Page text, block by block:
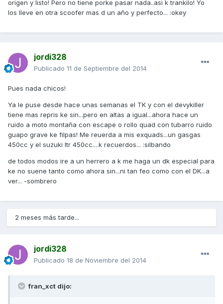
origen y listo! Pero no tiene porke pasar nada..asi k trankilo! Yo
los lleve en otra scoofer mas d un año y perfecto... :okey
jordi328
Publicado 11 de Septiembre del 2014
Pues nada chicos!
Ya le puse desde hace unas semanas el TK y con el devykiller
tiene mas repris ke sin...pero en altas a igual...ahora hace un
ruido a moto montaña con escape o rollo quad con tubarro ruido
guapo grave ke filpas! Me reuerda a mis exquads...un gasgas
450cc y el suzuki ltr 450cc....k recuerdos... :silbando
de todos modos ire a un herrero a k me haga un dk especial para
ke no suene tanto como ahora sin...ni tan feo como con el DK...a
ver... -sombrero
2 meses más tarde...
jordi328
Publicado 18 de Noviembre del 2014
fran_xct dijo: